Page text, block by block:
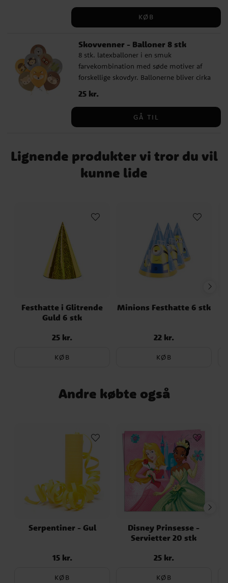
godt til både 1-årsfødselsdag, fødselsdage
babyshower.
KØB
Skovvenner - Balloner 8 stk
8 stk. latexballoner i en smuk
farvekombination med søde motiver af
forskellige skovdyr. Ballonerne bliver cirka
30 cm i diameter, når de er oppustede, og
kan fyldes med både luft og helium. Hvis
du puster dem op med luft, anbefaler vi at
bruge en ballonpumpe. Fremstillet af
Pris:25 kr.
25 kr.
GÅ TIL
Lignende produkter vi tror du vil
kunne lide
Festhatte i Glitrende
Guld 6 stk
Pris: 25 kr.
25 kr.
KØB
Minions Festhatte 6 stk
Pris: 22 kr.
22 kr.
KØB
Andre købte også
Serpentiner - Gul
Pris: 15 kr.
15 kr.
KØB
Disney Prinsesse -
Servietter 20 stk
Pris: 25 kr.
25 kr.
KØB